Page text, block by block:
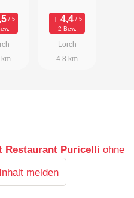
2 Bew.
Lorch
4.8 km
Restaurant Puricelli ohne
Inhalt melden